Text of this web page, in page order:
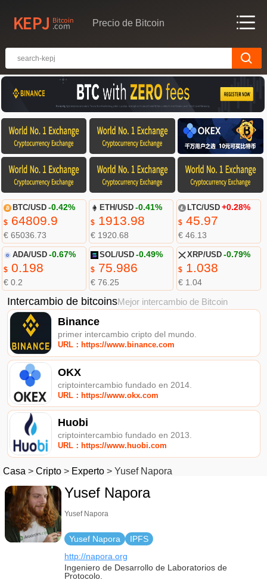
Precio de Bitcoin
BTC/USD -0.42%
$64809.9
€ 65036.73
ETH/USD -0.41%
$ 1913.98
€ 1920.68
LTC/USD +0.28%
$45.97
€ 46.13
ADA/USD -0.67%
$0.198
€ 0.2
SOL/USD -0.49%
$ 75.986
€ 76.25
XRP/USD -0.79%
$1.038
€ 1.04
Intercambio de bitcoinsMejor intercambio de Bitcoin
Binance
primer intercambio cripto del mundo.
URL：https://www.binance.com
OKX
criptointercambio fundado en 2014.
URL：https://www.okx.com
Huobi
criptointercambio fundado en 2013.
URL：https://www.huobi.com
Casa > Cripto > Experto > Yusef Napora
Yusef Napora
Yusef Napora
Yusef Napora
IPFS
http://napora.org
Ingeniero de Desarrollo de Laboratorios de
Protocolo.